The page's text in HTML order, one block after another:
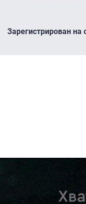
Зарегистрирован на